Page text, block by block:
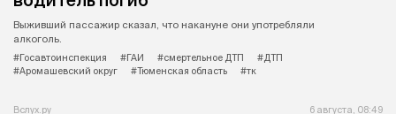
Выживший пассажир сказал, что накануне они употребляли
алкоголь.
#Госавтоинспекция
#ГАИ #смертельное ДТП
#ДТП
#Аромашевский округ
#Тюменская область #тк
Вслух.ру 6 августа, 08:49